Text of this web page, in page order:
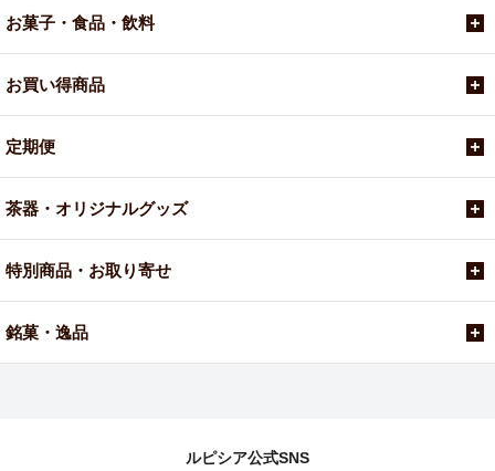
お菓子・食品・飲料
お買い得商品
定期便
茶器・オリジナルグッズ
特別商品・お取り寄せ
銘菓・逸品
ルピシア公式SNS